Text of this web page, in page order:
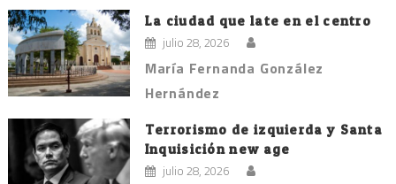
La ciudad que late en el centro
julio 28, 2026
María Fernanda González
Hernández
Terrorismo de izquierda y Santa
Inquisición new age
julio 28, 2026